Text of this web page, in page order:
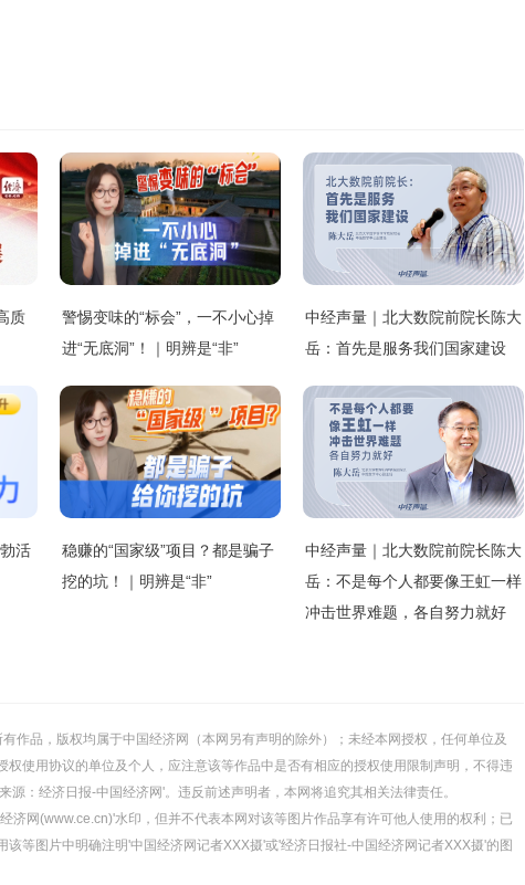
质
警惕变味的“标会”，一不小心掉
进“无底洞”！｜明辨是“非”
中经声量｜北大数院前院长陈大
岳：首先是服务我们国家建设
活
稳赚的“国家级”项目？都是骗子
挖的坑！｜明辨是“非”
中经声量｜北大数院前院长陈大
岳：不是每个人都要像王虹一样
冲击世界难题，各自努力就好
作品，版权均属于中国经济网（本网另有声明的除外）；未经本网授权，任何单位及
使用协议的单位及个人，应注意该等作品中是否有相应的授权使用限制声明，不得违
：经济日报-中国经济网'。违反前述声明者，本网将追究其相关法律责任。
济网(www.ce.cn)'水印，但并不代表本网对该等图片作品享有许可他人使用的权利；已
等图片中明确注明'中国经济网记者XXX摄'或'经济日报社-中国经济网记者XXX摄'的图